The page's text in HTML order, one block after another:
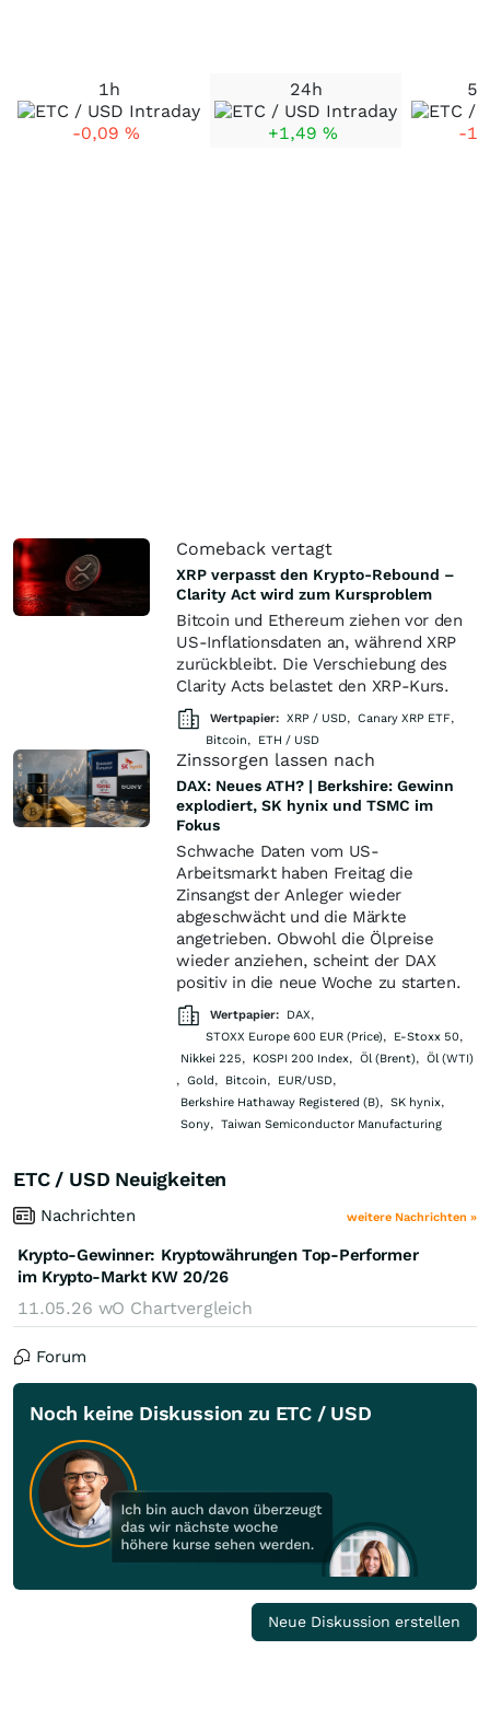
1h
-0,09 %
24h
+1,49 %
5
-
Comeback vertagt
XRP verpasst den Krypto-Rebound –
Clarity Act wird zum Kursproblem
Bitcoin und Ethereum ziehen vor den
US-Inflationsdaten an, während XRP
zurückbleibt. Die Verschiebung des
Clarity Acts belastet den XRP-Kurs.
Wertpapier: XRP / USD, Canary XRP ETF,
Bitcoin, ETH / USD
Zinssorgen lassen nach
DAX: Neues ATH? | Berkshire: Gewinn
explodiert, SK hynix und TSMC im
Fokus
Schwache Daten vom US-
Arbeitsmarkt haben Freitag die
Zinsangst der Anleger wieder
abgeschwächt und die Märkte
angetrieben. Obwohl die Ölpreise
wieder anziehen, scheint der DAX
positiv in die neue Woche zu starten.
Wertpapier: DAX,
STOXX Europe 600 EUR (Price), E-Stoxx 50,
Nikkei 225, KOSPI 200 Index, Öl (Brent), Öl (WTI)
, Gold, Bitcoin, EUR/USD,
Berkshire Hathaway Registered (B), SK hynix,
Sony, Taiwan Semiconductor Manufacturing
ETC / USD Neuigkeiten
Nachrichten weitere Nachrichten »
Krypto-Gewinner: Kryptowährungen Top-Performer
im Krypto-Markt KW 20/26
11.05.26 wO Chartvergleich
Forum
Noch keine Diskussion zu ETC / USD
Neue Diskussion erstellen